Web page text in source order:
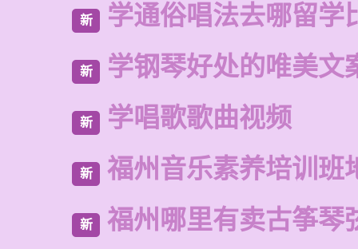
新 学通俗唱法去哪留学
新 学钢琴好处的唯美文
新 学唱歌歌曲视频
新 福州音乐素养培训班
新 福州哪里有卖古筝琴